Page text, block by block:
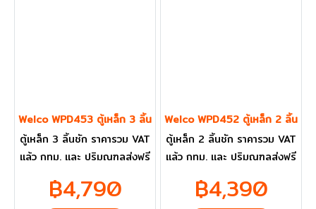
Welco WPD453 ตู้เหล็ก 3 ลิ้นชัก
ตู้เหล็ก 3 ลิ้นชัก ราคารวม VAT
แล้ว กทม. และ ปริมณฑลส่งฟรี
฿4,790
Welco WPD452 ตู้เหล็ก 2 ลิ้นชัก
ตู้เหล็ก 2 ลิ้นชัก ราคารวม VAT
แล้ว กทม. และ ปริมณฑลส่งฟรี
฿4,390